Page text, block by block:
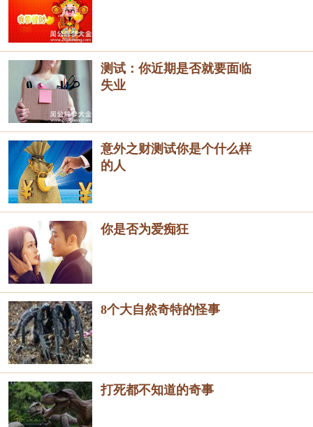
测试：你近期是否就要面临
失业
意外之财测试你是个什么样
的人
你是否为爱痴狂
8个大自然奇特的怪事
打死都不知道的奇事